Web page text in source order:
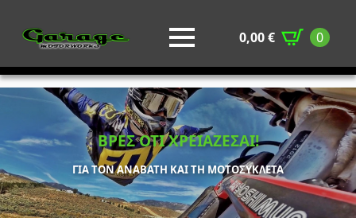
0,00€ 0
ΒΡΕΣ ΟΤΙ ΧΡΕΙΑΖΕΣΑΙ!
ΓΙΑ ΤΟΝ ΑΝΑΒΑΤΗ ΚΑΙ ΤΗ ΜΟΤΟΣΥΚΛΕΤΑ